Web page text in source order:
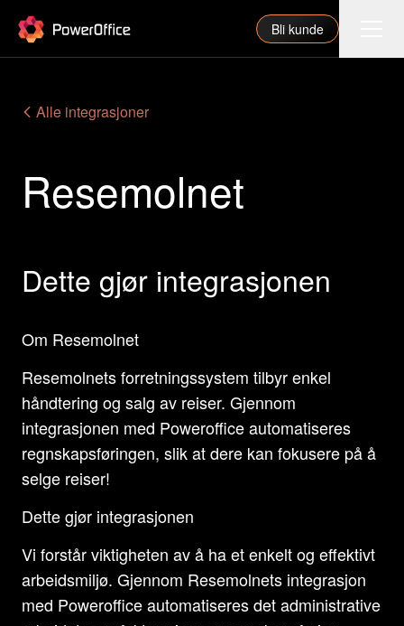
PowerOffice Bli kunde
Funksjoner
Priser
Våre partnere
Om oss
Support
Logg inn
Alle integrasjoner
Resemolnet
Dette gjør integrasjonen
Om Resemolnet
Resemolnets forretningssystem tilbyr enkel
håndtering og salg av reiser. Gjennom
integrasjonen med Poweroffice automatiseres
regnskapsføringen, slik at dere kan fokusere på å
selge reiser!
Dette gjør integrasjonen
Vi forstår viktigheten av å ha et enkelt og effektivt
arbeidsmiljø. Gjennom Resemolnets integrasjon
med Poweroffice automatiseres det administrative